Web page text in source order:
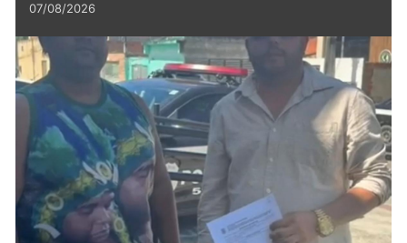
07/08/2026